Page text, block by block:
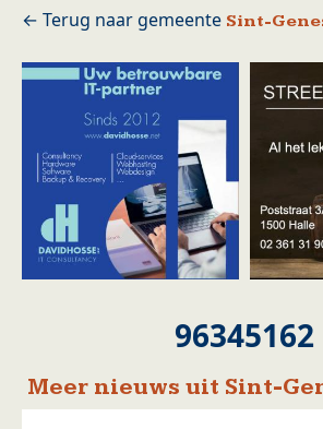
Sint-
96345162
Meer nieuws uit Sint-